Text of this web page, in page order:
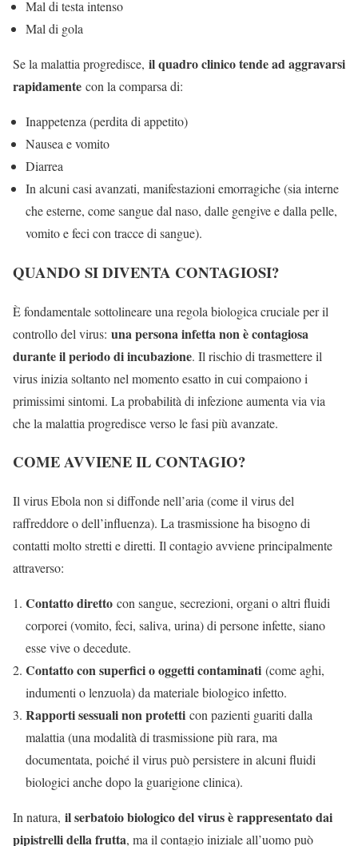
Mal di testa intenso
Mal di gola
Se la malattia progredisce, il quadro clinico tende ad aggravarsi
rapidamente con la comparsa di:
Inappetenza (perdita di appetito)
Nausea e vomito
Diarrea
In alcuni casi avanzati, manifestazioni emorragiche (sia interne
che esterne, come sangue dal naso, dalle gengive e dalla pelle,
vomito e feci con tracce di sangue).
QUANDO SI DIVENTA CONTAGIOSI?
È fondamentale sottolineare una regola biologica cruciale per il
controllo del virus: una persona infetta non è contagiosa
durante il periodo di incubazione. Il rischio di trasmettere il
virus inizia soltanto nel momento esatto in cui compaiono i
primissimi sintomi. La probabilità di infezione aumenta via via
che la malattia progredisce verso le fasi più avanzate.
COME AVVIENE IL CONTAGIO?
Il virus Ebola non si diffonde nell’aria (come il virus del
raffreddore o dell’influenza). La trasmissione ha bisogno di
contatti molto stretti e diretti. Il contagio avviene principalmente
attraverso:
Contatto diretto con sangue, secrezioni, organi o altri fluidi
corporei (vomito, feci, saliva, urina) di persone infette, siano
esse vive o decedute.
Contatto con superfici o oggetti contaminati (come aghi,
indumenti o lenzuola) da materiale biologico infetto.
Rapporti sessuali non protetti con pazienti guariti dalla
malattia (una modalità di trasmissione più rara, ma
documentata, poiché il virus può persistere in alcuni fluidi
biologici anche dopo la guarigione clinica).
In natura, il serbatoio biologico del virus è rappresentato dai
pipistrelli della frutta, ma il contagio iniziale all’uomo può